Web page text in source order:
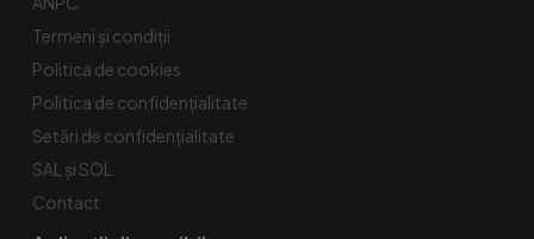
Termeni și condiții
Politica de cookies
Politica de confidențialitate
Setări de confidențialitate
SAL și SOL
Contact